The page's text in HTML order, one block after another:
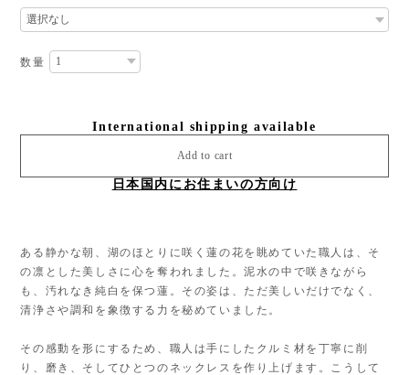
数量
International shipping available
Add to cart
日本国内にお住まいの方向け
ある静かな朝、湖のほとりに咲く蓮の花を眺めていた職人は、そ
の凛とした美しさに心を奪われました。泥水の中で咲きながら
も、汚れなき純白を保つ蓮。その姿は、ただ美しいだけでなく、
清浄さや調和を象徴する力を秘めていました。
その感動を形にするため、職人は手にしたクルミ材を丁寧に削
り、磨き、そしてひとつのネックレスを作り上げます。こうして